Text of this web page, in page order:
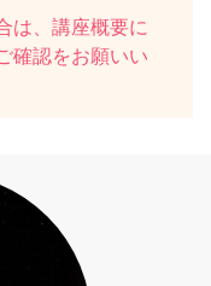
は、講座概要に
確認をお願いい